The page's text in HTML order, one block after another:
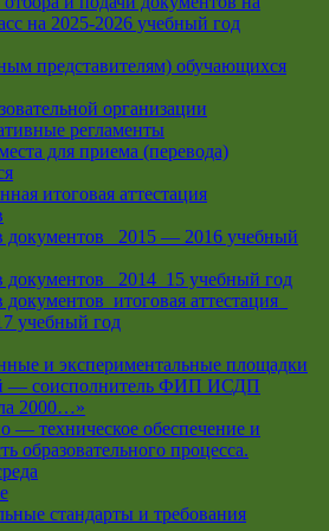
на 2025-2026 учебный год
представителям) обучающихся
организации
регламенты
для приема (перевода)
итоговая аттестация
документов _2015 — 2016 учебный
документов_ 2014_15 учебный год
аттестация_
учебный год
и экспериментальные площадки
— соисполнитель ФИП ИСДП
2000…»
— техническое обеспечение и
образовательного процесса.
стандарты и требования